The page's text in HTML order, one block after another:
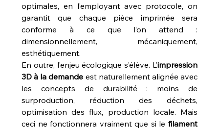
optimales, en l’employant avec protocole, on
garantit que chaque pièce imprimée sera
conforme à ce que l’on attend :
dimensionnellement, mécaniquement,
esthétiquement.
En outre, l’enjeu écologique s’élève. L’impression
3D à la demande est naturellement alignée avec
les concepts de durabilité : moins de
surproduction, réduction des déchets,
optimisation des flux, production locale. Mais
ceci ne fonctionnera vraiment que si le filament